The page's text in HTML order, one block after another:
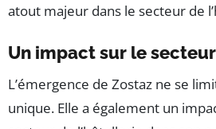
atout majeur dans le secteur de
Un impact sur le
L’émergence de Zostaz ne se
unique. Elle a également un